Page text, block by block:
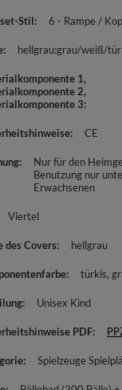
Stil 6 - Rampe /
hellgrau:grau/weiß/
1,
2,
3
CE
Nur für den
Benutzung nur
Erwachsenen
Viertel
des Covers hellgrau
türkis
Unisex Kind
PDF
Spielzeuge